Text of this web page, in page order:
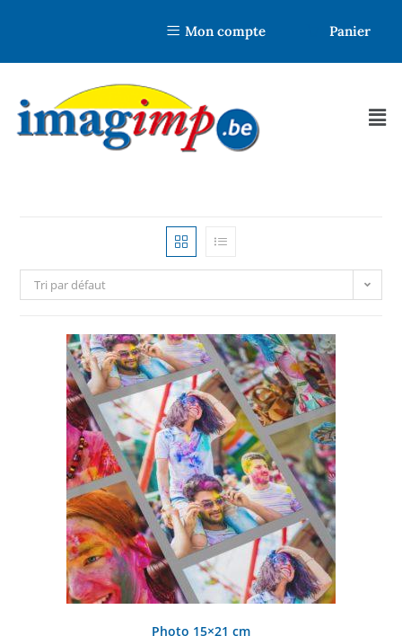
Mon compte Panier
Tri par défaut
Photo 15×21 cm